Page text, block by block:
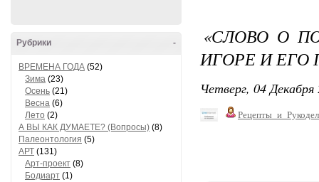
-
Рубрики
ВРЕМЕНА ГОДА (52)
Зима (23)
Осень (21)
Весна (6)
Лето (2)
А ВЫ КАК ДУМАЕТЕ? (Вопросы) (8)
Палеонтология (5)
АРТ (131)
Арт-проект (8)
Бодиарт (1)
«СЛОВО О
ИГОРЕ И ЕГО
Четверг, 04